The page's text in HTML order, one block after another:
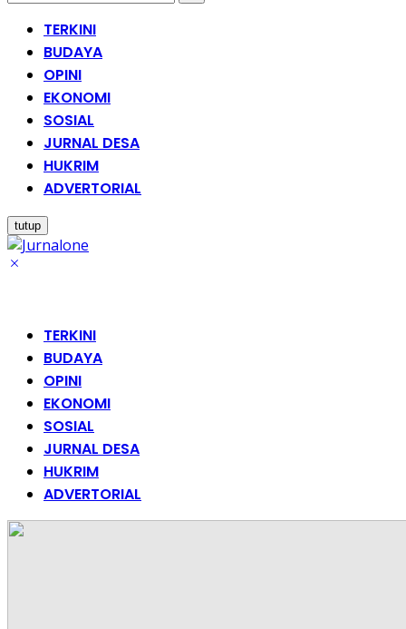
TERKINI
BUDAYA
OPINI
EKONOMI
SOSIAL
JURNAL DESA
HUKRIM
ADVERTORIAL
tutup
TERKINI
BUDAYA
OPINI
EKONOMI
SOSIAL
JURNAL DESA
HUKRIM
ADVERTORIAL